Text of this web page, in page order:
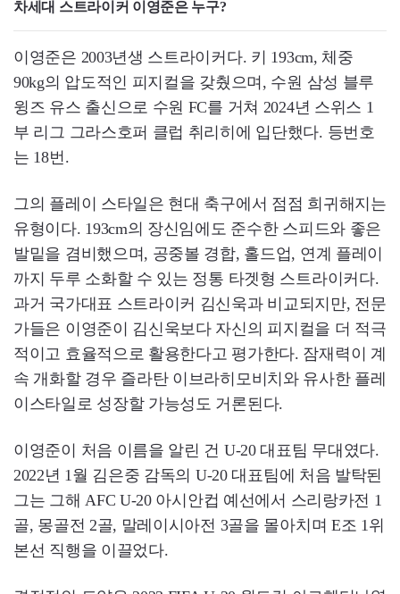
차세대 스트라이커 이영준은 누구?
이영준은 2003년생 스트라이커다. 키 193cm, 체중
90kg의 압도적인 피지컬을 갖췄으며, 수원 삼성 블루
윙즈 유스 출신으로 수원 FC를 거쳐 2024년 스위스 1
부 리그 그라스호퍼 클럽 취리히에 입단했다. 등번호
는 18번.
그의 플레이 스타일은 현대 축구에서 점점 희귀해지는
유형이다. 193cm의 장신임에도 준수한 스피드와 좋은
발밑을 겸비했으며, 공중볼 경합, 홀드업, 연계 플레이
까지 두루 소화할 수 있는 정통 타겟형 스트라이커다.
과거 국가대표 스트라이커 김신욱과 비교되지만, 전문
가들은 이영준이 김신욱보다 자신의 피지컬을 더 적극
적이고 효율적으로 활용한다고 평가한다. 잠재력이 계
속 개화할 경우 즐라탄 이브라히모비치와 유사한 플레
이스타일로 성장할 가능성도 거론된다.
이영준이 처음 이름을 알린 건 U-20 대표팀 무대였다.
2022년 1월 김은중 감독의 U-20 대표팀에 처음 발탁된
그는 그해 AFC U-20 아시안컵 예선에서 스리랑카전 1
골, 몽골전 2골, 말레이시아전 3골을 몰아치며 E조 1위
본선 직행을 이끌었다.